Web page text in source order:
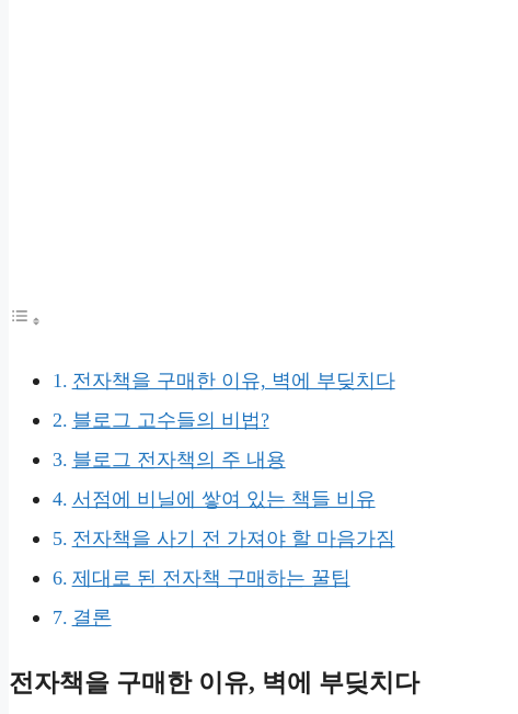
전자책을 구매한 이유, 벽에 부딪치다
블로그 고수들의 비법?
블로그 전자책의 주 내용
서점에 비닐에 쌓여 있는 책들 비유
전자책을 사기 전 가져야 할 마음가짐
제대로 된 전자책 구매하는 꿀팁
결론
전자책을 구매한 이유, 벽에 부딪치다